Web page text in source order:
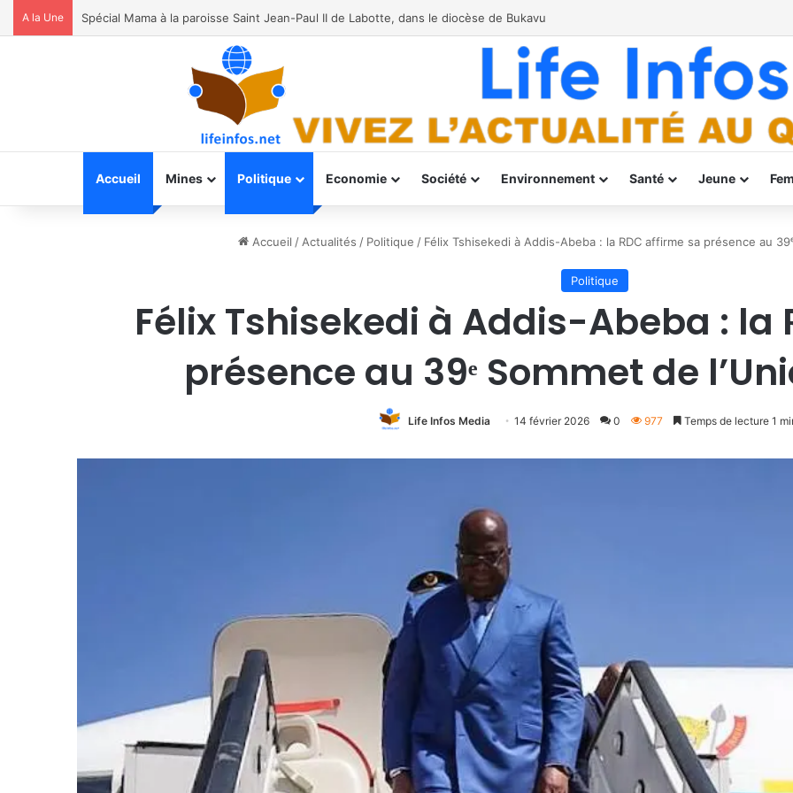
A la Une RDC: le jeune chercheur Jacques Assumani rejoint le Groupe de Spécialistes des Amphibiens de l’UICN
Accueil Mines Politique Economie Société Environnement Santé Jeune
Accueil / Actualités / Politique / Félix Tshisekedi à Addis-Abeba : la RDC affirme sa présence au
Politique
Félix Tshisekedi à Addis-Abeba : la
présence au 39ᵉ Sommet de
Life Infos Media 14 février 2026 0 977 Temps de lecture 1